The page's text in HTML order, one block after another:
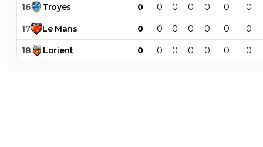
16 Troyes 0 0 0 0 0 0 0
17 Le Mans 0 0 0 0 0 0 0
18 Lorient 0 0 0 0 0 0 0